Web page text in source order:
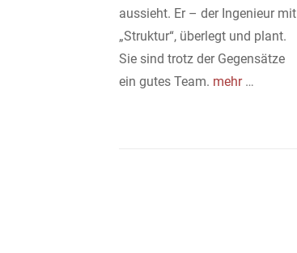
aussieht. Er – der Ingenieur mit
„Struktur“, überlegt und plant.
Sie sind trotz der Gegensätze
ein gutes Team. mehr …